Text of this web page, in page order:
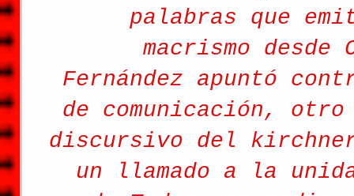
palabras que
macrismo desde
Fernández apuntó
de comunicación,
discursivo del
un llamado a la